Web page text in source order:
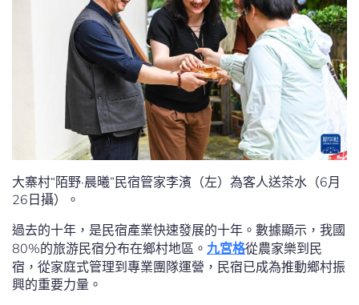
大寨村“陌野·晨曦”民宿管家李濱（左）為客人送茶水（6月
26日攝）。
過去的十年，是民宿產業快速發展的十年。數據顯示，我國
80%的旅游民宿分布在鄉村地區。 九宮格從農家樂到民
宿，從家庭式管理到專業團隊運營，民宿已成為推動鄉村振
興的重要力量。